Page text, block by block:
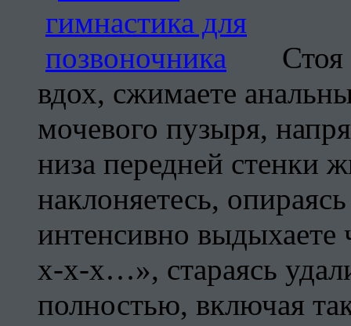
вдох, сжимаете
мочевого пузыря,
низа передней стенки
наклоняетесь,
интенсивно выдыхаете
х-х-х…», стараясь
полностью, включая